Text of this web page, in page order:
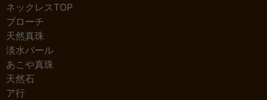
ネックレスTOP
ブローチ
天然真珠
淡水パール
あこや真珠
天然石
ア行